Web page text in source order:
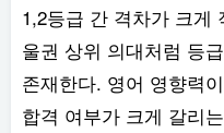
1,2등급 간 격차가 크게
울권 상위 의대처럼 등
존재한다. 영어 영향력
합격 여부가 크게 갈리